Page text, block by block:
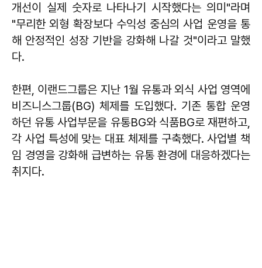
개선이 실제 숫자로 나타나기 시작했다는 의미"라며
"무리한 외형 확장보다 수익성 중심의 사업 운영을 통
해 안정적인 성장 기반을 강화해 나갈 것"이라고 말했
다.
한편, 이랜드그룹은 지난 1월 유통과 외식 사업 영역에
비즈니스그룹(BG) 체제를 도입했다. 기존 통합 운영
하던 유통 사업부문을 유통BG와 식품BG로 재편하고,
각 사업 특성에 맞는 대표 체제를 구축했다. 사업별 책
임 경영을 강화해 급변하는 유통 환경에 대응하겠다는
취지다.